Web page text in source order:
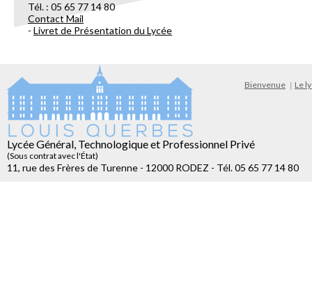
Tél. : 05 65 77 14 80
Contact Mail
- Livret de Présentation du Lycée
Bienvenue Le
Lycée Général, Technologique et Professionnel Privé
(Sous contrat avec l'État)
11, rue des Frères de Turenne - 12000 RODEZ - Tél. 05 65 77 14 80